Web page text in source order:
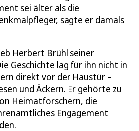
sei älter als die
sagte er damals
Herbert Brühl seiner
Geschichte lag für ihn nicht in
direkt vor der Haustür –
und Äckern. Er gehörte zu
Heimatforschern, die
Engagement